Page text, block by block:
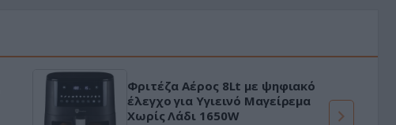
Φριτέζα Αέρος 8Lt με ψηφιακό
έλεγχο για Υγιεινό Μαγείρεμα
Χωρίς Λάδι 1650W